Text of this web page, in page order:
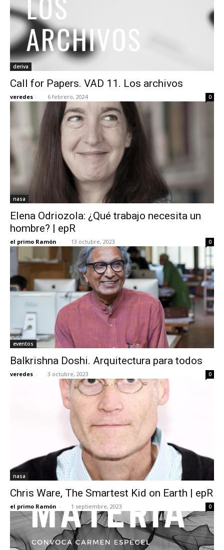
deriva
Call for Papers. VAD 11. Los archivos
veredes - 6 febrero, 2024 0
nasa
Elena Odriozola: ¿Qué trabajo necesita un
hombre? | epR
el primo Ramón - 13 octubre, 2023 0
eventos
Balkrishna Doshi. Arquitectura para todos
veredes - 3 octubre, 2023 0
nasa
Chris Ware, The Smartest Kid on Earth | epR
el primo Ramón - 1 septiembre, 2023 0